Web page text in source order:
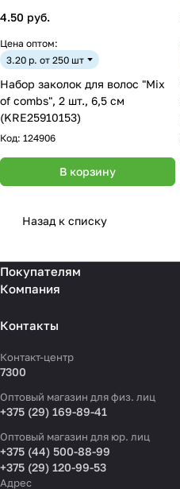
4.50 руб.
Цена оптом:
3.20 р. от 250 шт
Набор заколок для волос "Mix
of combs", 2 шт., 6,5 см
(KRE25910153)
Код: 124906
В корзину
Назад к списку
Покупателям
Компания
Контакты
Контакт-центр
7300
Оптовый магазин для физ. лиц
+375 (29) 169-89-41
Оптовый магазин для юр. лиц
+375 (44) 500-88-99
+375 (29) 120-99-53
Адрес